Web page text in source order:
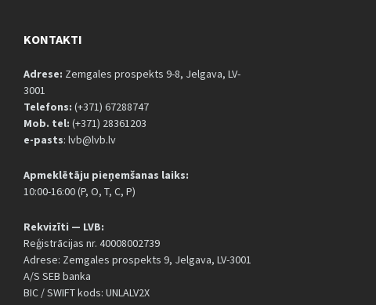
KONTAKTI
Adrese: Zemgales prospekts 9-8, Jelgava, LV-
3001
Telefons: (+371) 67288747
Mob. tel: (+371) 28361203
e-pasts: lvb@lvb.lv
Apmeklētāju pieņemšanas laiks:
10:00-16:00 (P, O, T, C, P)
Rekvizīti — LVB:
Reģistrācijas nr. 40008002739
Adrese: Zemgales prospekts 9, Jelgava, LV-3001
A/S SEB banka
BIC / SWIFT kods: UNLALV2X